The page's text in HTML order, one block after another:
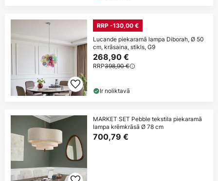
RRP -130,00 €
Lucande piekaramā lampa Diborah, Ø 50
cm, krāsaina, stikls, G9
268,90 €
RRP398,90 €
Ir noliktavā
MARKET SET Pebble tekstila piekaramā
lampa krēmkrāsā Ø 78 cm
700,79 €